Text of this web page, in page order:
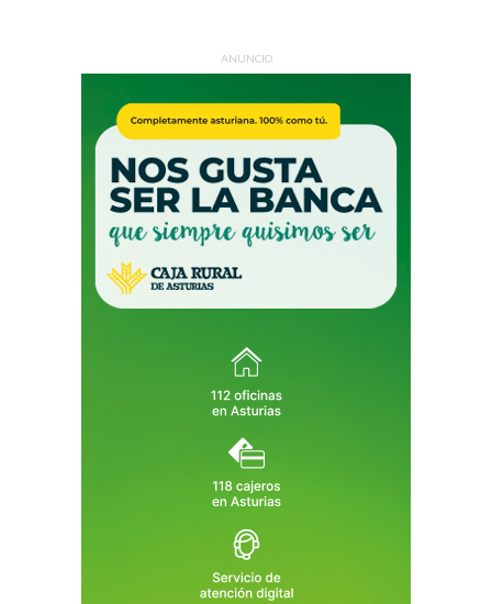
ANUNCIO